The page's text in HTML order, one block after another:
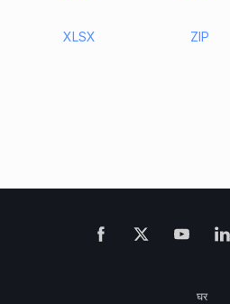
XLSX ZIP
घर